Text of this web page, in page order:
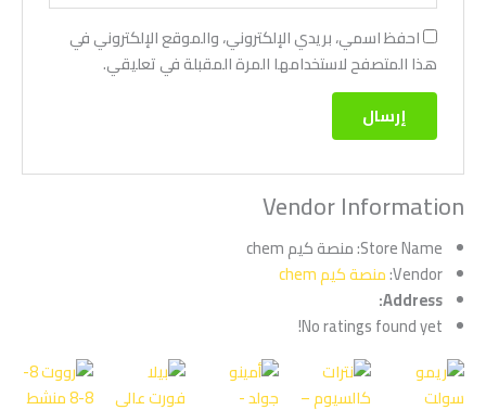
احفظ اسمي، بريدي الإلكتروني، والموقع الإلكتروني في
هذا المتصفح لاستخدامها المرة المقبلة في تعليقي.
Vendor Information
Store Name: منصة كيم chem
Vendor: منصة كيم chem
Address:
No ratings found yet!